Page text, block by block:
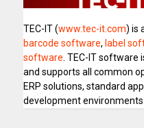
TEC-IT (www.tec-it.com) is
barcode software, label
software . TEC-IT software
and supports all common
ERP solutions, standard
development environments.